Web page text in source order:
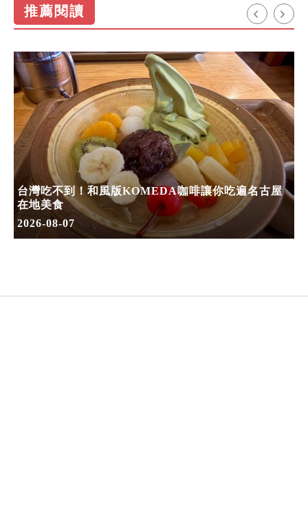
推薦閱讀
台灣吃不到！和風版KOMEDA咖啡讓你吃遍名古屋
在地美食
2026-08-07